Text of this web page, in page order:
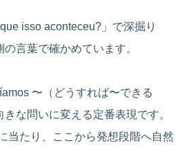
isso aconteceu?」で深掘り
言葉で確かめています。
〜（どうすれば〜できる
な問いに変える定番表現です。
当たり、ここから発想段階へ自然